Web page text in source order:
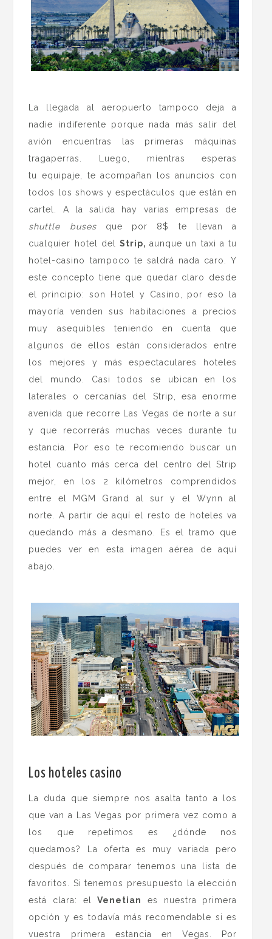
La llegada al aeropuerto tampoco deja a
nadie indiferente porque nada más salir del
avión encuentras las primeras máquinas
tragaperras. Luego, mientras esperas
tu equipaje, te acompañan los anuncios con
todos los shows y espectáculos que están en
cartel. A la salida hay varias empresas de
shuttle busesque por 8$ te llevan a
cualquier hotel delStrip,aunque un taxi a tu
hotel-casino tampoco te saldrá nada caro. Y
este concepto tiene que quedar claro desde
el principio: son Hotel y Casino, por eso la
mayoría venden sus habitaciones a precios
muy asequibles teniendo en cuenta que
algunos de ellos están considerados entre
los mejores y más espectaculares hoteles
del mundo. Casi todos se ubican en los
laterales o cercanías del Strip, esa enorme
avenida que recorre Las Vegas de norte a sur
y que recorrerás muchas veces durante tu
estancia. Por eso te recomiendo buscar un
hotel cuanto más cerca del centro del Strip
mejor, en los 2 kilómetros comprendidos
entre el MGM Grand al sur y el Wynn al
norte. A partir de aquí el resto de hoteles va
quedando más a desmano. Es el tramo que
puedes ver en esta imagen aérea de aquí
abajo.
Los hoteles casino
La duda que siempre nos asalta tanto a los
que van a Las Vegas por primera vez como a
los que repetimos es ¿dónde nos
quedamos? La oferta es muy variada pero
después de comparar tenemos una lista de
favoritos. Si tenemos presupuesto la elección
está clara: elVenetian
es nuestra primera
opción y es todavía más recomendable si es
vuestra primera estancia en Vegas. Por